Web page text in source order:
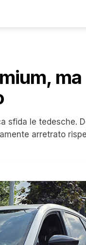
ma
sfida le tedesche.
arretrato